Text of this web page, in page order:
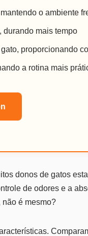
o ambiente
durando mais tempo
proporcionando
a rotina mais
donos de gatos
de odores e a
é mesmo?